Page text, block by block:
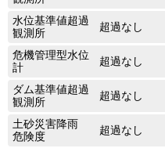
水位基準値超過
観測所
超過なし
危機管理型水位
計
超過なし
ダム基準値超過
観測所
超過なし
土砂災害降雨
危険度
超過なし